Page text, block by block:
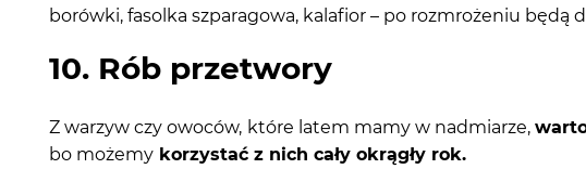
borówki, fasolka szparagowa, kalafior – po rozmrożeniu będą
10. Rób przetwory
Z warzyw czy owoców, które latem mamy w nadmiarze,
bo możemy korzystać z nich cały okrągły rok.